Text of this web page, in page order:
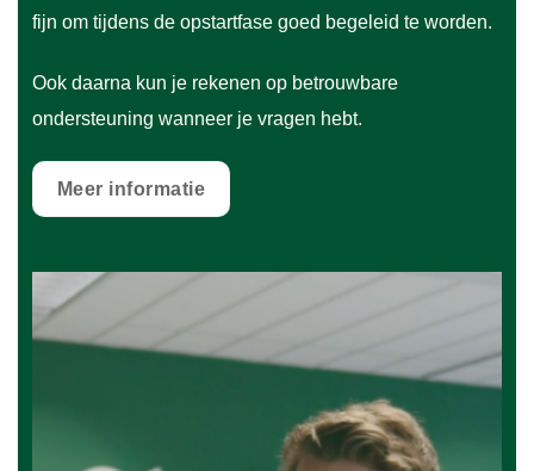
fijn om tijdens de opstartfase goed begeleid te worden.
Ook daarna kun je rekenen op betrouwbare
ondersteuning wanneer je vragen hebt.
Meer informatie